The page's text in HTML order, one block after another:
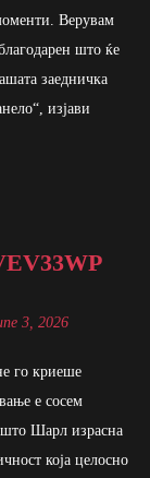
Верувам
што ќе
заедничка
изјави
3, 2026
го криеше
е сосем
што Шарл израсна
која целосно